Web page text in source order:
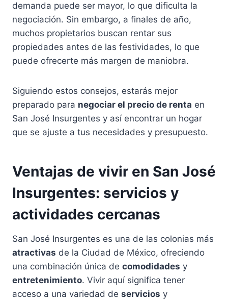
demanda puede ser mayor, lo que dificulta la
negociación. Sin embargo, a finales de año,
muchos propietarios buscan rentar sus
propiedades antes de las festividades, lo que
puede ofrecerte más margen de maniobra.
Siguiendo estos consejos, estarás mejor
preparado para negociar el precio de renta en
San José Insurgentes y así encontrar un hogar
que se ajuste a tus necesidades y presupuesto.
Ventajas de vivir en San José
Insurgentes: servicios y
actividades cercanas
San José Insurgentes es una de las colonias más
atractivas de la Ciudad de México, ofreciendo
una combinación única de comodidades y
entretenimiento. Vivir aquí significa tener
acceso a una variedad de servicios y